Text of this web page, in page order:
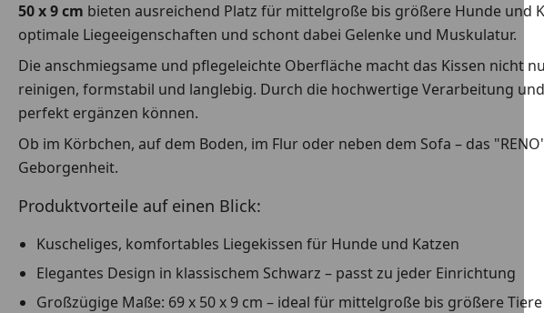
50 x 9 cm bieten ausreichend Platz für mittelgroße bis größere Hunde und
optimale Liegeeigenschaften und schont dabei Gelenke und Muskulatur.
Die anschmiegsame und pflegeleichte Oberfläche macht das Kissen nicht
reinigen, formstabil und langlebig. Durch die hochwertige Verarbeitung
perfekt ergänzen können.
Ob im Körbchen, auf dem Boden, im Flur oder neben dem Sofa – das
Geborgenheit.
Produktvorteile auf einen Blick:
Kuscheliges, komfortables Liegekissen für Hunde und Katzen
Elegantes Design in klassischem Schwarz – passt zu jeder Einrichtung
Großzügige Maße: 69 x 50 x 9 cm – ideal für mittelgroße bis größere Tiere